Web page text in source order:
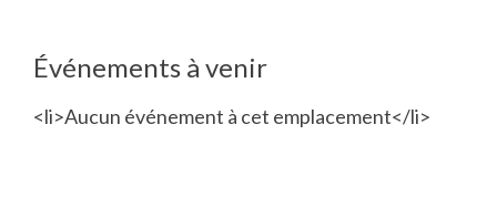
Événements à venir
<li>Aucun événement à cet emplacement</li>